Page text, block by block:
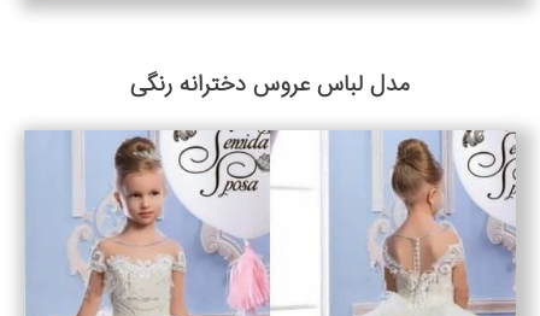
مدل لباس عروس دخترانه رنگی